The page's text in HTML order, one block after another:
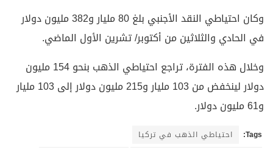
وكان احتياطي النقد الأجنبي بلغ 80 مليار و382 مليون دولار
في الحادي والثلاثين من أكتوبر/ تشرين الأول الماضي.
وخلال هذه الفترة، تراجع احتياطي الذهب بنحو 154 مليون
دولار لينخفض من 103 مليار و215 مليون دولار إلى 103 مليار
و61 مليون دولار.
Tags:
احتياطي الذهب في تركيا